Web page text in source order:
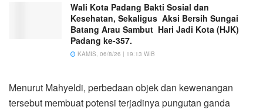
Wali Kota Padang Bakti Sosial dan
Kesehatan, Sekaligus Aksi Bersih Sungai
Batang Arau Sambut Hari Jadi Kota (HJK)
Padang ke-357.
KAMIS, 06/8/26 | 19:13 WIB
Menurut Mahyeldi, perbedaan objek dan kewenangan
tersebut membuat potensi terjadinya pungutan ganda